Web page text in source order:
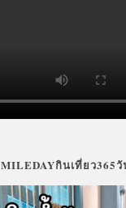
MILEDAYกินเที่ยว365วั